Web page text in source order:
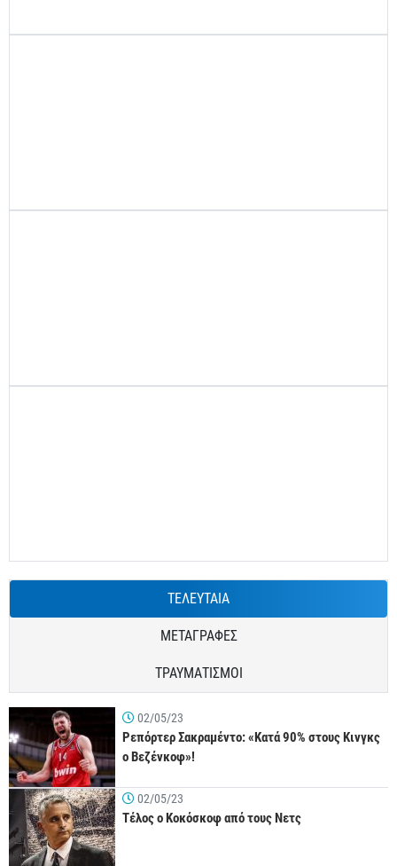
ΤΕΛΕΥΤΑΙΑ
ΜΕΤΑΓΡΑΦΕΣ
ΤΡΑΥΜΑΤΙΣΜΟΙ
02/05/23
Ρεπόρτερ Σακραμέντο: «Κατά 90% στους Κινγκς
ο Βεζένκοφ»!
02/05/23
Τέλος ο Κοκόσκοφ από τους Νετς